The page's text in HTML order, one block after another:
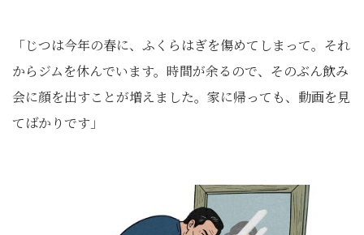
「じつは今年の春に、ふくらはぎを傷めてしまって。それ
からジムを休んでいます。時間が余るので、そのぶん飲み
会に顔を出すことが増えました。家に帰っても、動画を見
てばかりです」